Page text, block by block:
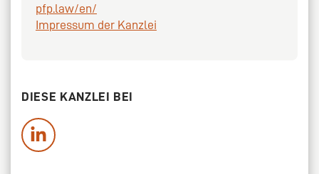
pfp.law/en/
Impressum der Kanzlei
DIESE KANZLEI BEI